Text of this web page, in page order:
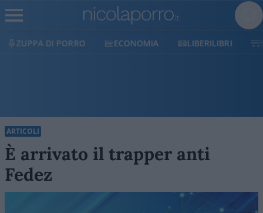
ECONOMIA LIBERILIBRI SHOP SOSTIENICI
ARTICOLI
È arrivato il trapper anti
Fedez